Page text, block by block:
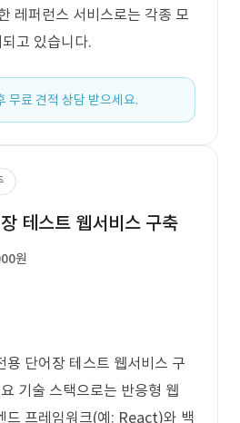
레퍼런스 서비스로는 각종 모
고 있습니다.
무료 견적 상담 받으세요.
테스트 웹서비스 구축
원
용 단어장 테스트 웹서비스 구
기술 스택으로는 반응형 웹
드 프레임워크(예: React)와 백